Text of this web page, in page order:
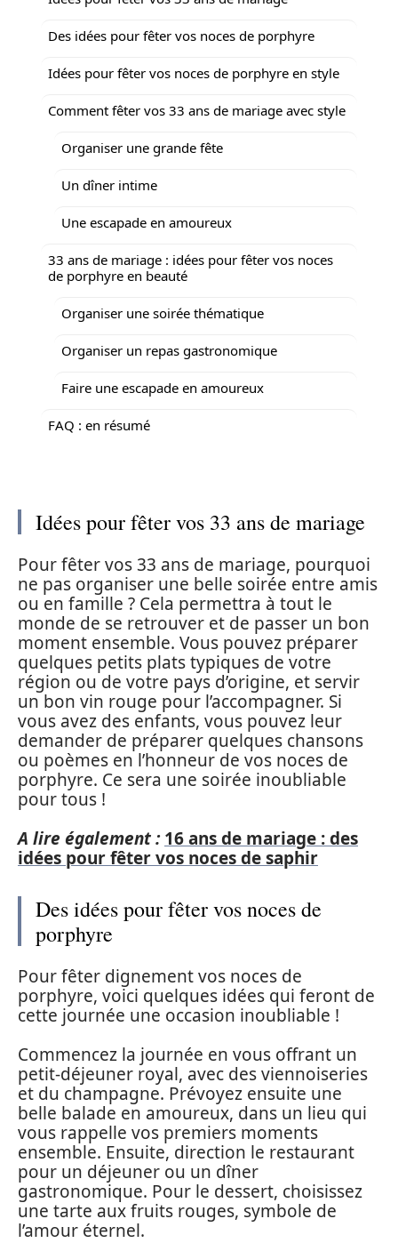
Des idées pour fêter vos noces de porphyre
Idées pour fêter vos noces de porphyre en style
Comment fêter vos 33 ans de mariage avec style
Organiser une grande fête
Un dîner intime
Une escapade en amoureux
33 ans de mariage : idées pour fêter vos noces
de porphyre en beauté
Organiser une soirée thématique
Organiser un repas gastronomique
Faire une escapade en amoureux
FAQ : en résumé
Idées pour fêter vos 33 ans de mariage
Pour fêter vos 33 ans de mariage, pourquoi
ne pas organiser une belle soirée entre amis
ou en famille ? Cela permettra à tout le
monde de se retrouver et de passer un bon
moment ensemble. Vous pouvez préparer
quelques petits plats typiques de votre
région ou de votre pays d’origine, et servir
un bon vin rouge pour l’accompagner. Si
vous avez des enfants, vous pouvez leur
demander de préparer quelques chansons
ou poèmes en l’honneur de vos noces de
porphyre. Ce sera une soirée inoubliable
pour tous !
A lire également : 16 ans de mariage : des
idées pour fêter vos noces de saphir
Des idées pour fêter vos noces de
porphyre
Pour fêter dignement vos noces de
porphyre, voici quelques idées qui feront de
cette journée une occasion inoubliable !
Commencez la journée en vous offrant un
petit-déjeuner royal, avec des viennoiseries
et du champagne. Prévoyez ensuite une
belle balade en amoureux, dans un lieu qui
vous rappelle vos premiers moments
ensemble. Ensuite, direction le restaurant
pour un déjeuner ou un dîner
gastronomique. Pour le dessert, choisissez
une tarte aux fruits rouges, symbole de
l’amour éternel.